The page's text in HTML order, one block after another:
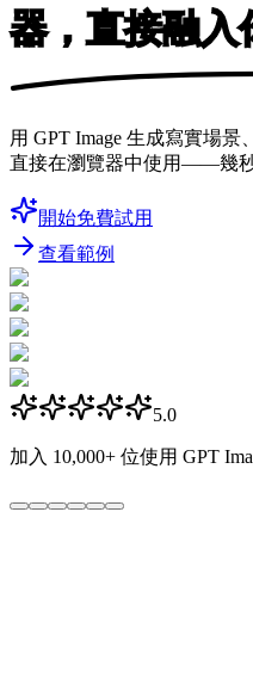
器，直接融入
用 GPT Image 生成寫實場景
直接在瀏覽器中使用——幾秒
開始免費試用
查看範例
5.0
加入 10,000+ 位使用 GPT